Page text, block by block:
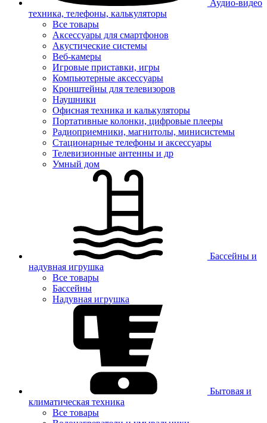
Аудио-видео
техника, телефоны, калькуляторы
Все товары
Аксессуары для смартфонов
Акустические системы
Веб-камеры
Игровые приставки, игры
Компьютерные аксессуары
Кронштейны для телевизоров
Наушники
Офисная техника и калькуляторы
Портативные колонки, цифровые плееры
Радиоприемники, магнитолы, минисистемы
Стационарные телефоны и аксессуары
Телевизионные антенны и др
Умный дом
Бассейны и
надувная игрушка
Все товары
Бассейны
Надувная игрушка
Бытовая и
климатическая техника
Все товары